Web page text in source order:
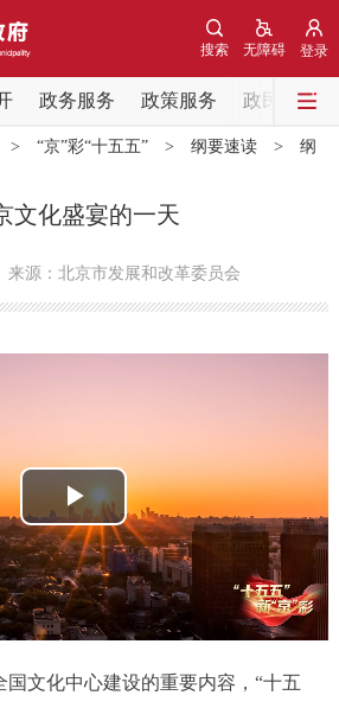
登录
无障碍
搜索
政务服务 政策服务 政民互动
国务院信息 中央部委动态
会议信息
政策解读 回应关切
专题公开
法人服务 部门服务
> “京”彩“十五五”> 纲要速读> 纲
文化盛宴的一天
来源：北京市发展和改革委员会
播
放
视
频
文化中心建设的重要内容，“十五